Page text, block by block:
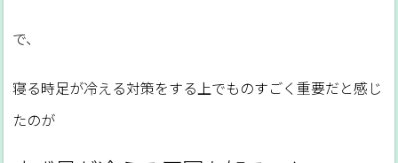
で、
寝る時足が冷える対策をする上でものすごく重要だと感じ
たのが